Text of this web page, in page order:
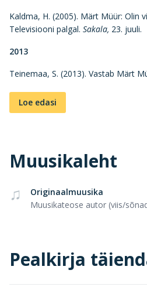
Kaldma, H. (2005). Märt Müür: Olin
Televisiooni palgal. Sakala, 23. juuli.
2013
Teinemaa, S. (2013). Vastab Märt
Loe edasi
Muusikaleht
Originaalmuusika
Muusikateose autor (viis/
Pealkirja